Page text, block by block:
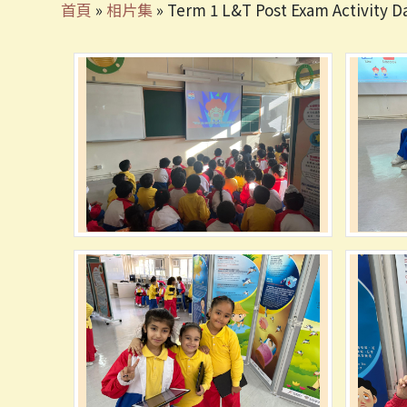
首頁 » 相片集 » Term 1 L&T Post Exam Activity